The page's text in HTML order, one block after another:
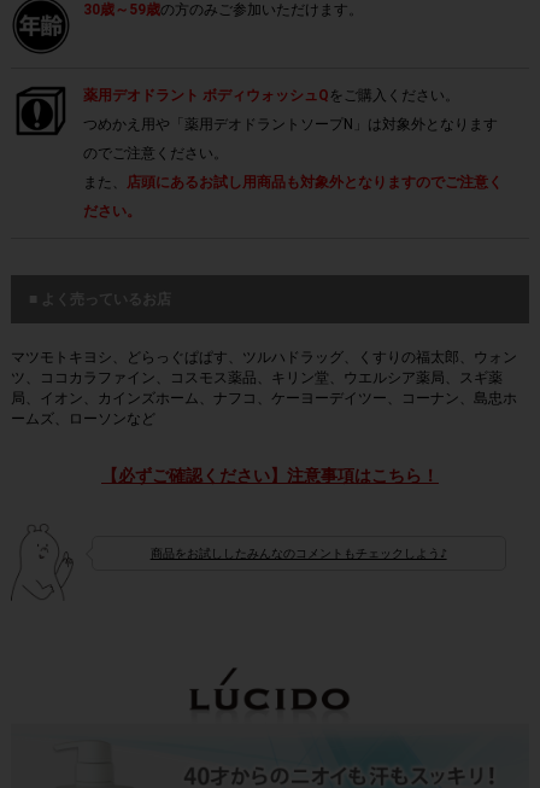
30歳～59歳の方のみご参加いただけます。
薬用デオドラント ボディウォッシュQ をご購入ください。
つめかえ用や「薬用デオドラントソープN」は対象外となります
のでご注意ください。
また、 店頭にあるお試し用商品も対象外となりますのでご注意く
ださい。
■ よく売っているお店
マツモトキヨシ、どらっぐぱぱす、ツルハドラッグ、くすりの福太郎、ウォン
ツ、ココカラファイン、コスモス薬品、キリン堂、ウエルシア薬局、スギ薬
局、イオン、カインズホーム、ナフコ、ケーヨーデイツー、コーナン、島忠ホ
ームズ、ローソンなど
【必ずご確認ください】注意事項はこちら！
商品をお試ししたみんなのコメントもチェックしよう♪